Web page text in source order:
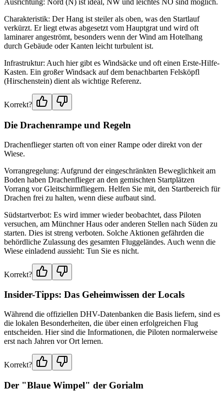
Ausrichtung: Nord (N) ist ideal, NW und leichtes NO sind möglich.
Charakteristik: Der Hang ist steiler als oben, was den Startlauf
verkürzt. Er liegt etwas abgesetzt vom Hauptgrat und wird oft
laminarer angeströmt, besonders wenn der Wind am Hotelhang
durch Gebäude oder Kanten leicht turbulent ist.
Infrastruktur: Auch hier gibt es Windsäcke und oft einen Erste-Hilfe-
Kasten. Ein großer Windsack auf dem benachbarten Felsköpfl
(Hirschenstein) dient als wichtige Referenz.
Korrekt?
Die Drachenrampe und Regeln
Drachenflieger starten oft von einer Rampe oder direkt von der
Wiese.
Vorrangregelung: Aufgrund der eingeschränkten Beweglichkeit am
Boden haben Drachenflieger an den gemischten Startplätzen
Vorrang vor Gleitschirmfliegern. Helfen Sie mit, den Startbereich für
Drachen frei zu halten, wenn diese aufbaut sind.
Südstartverbot: Es wird immer wieder beobachtet, dass Piloten
versuchen, am Münchner Haus oder anderen Stellen nach Süden zu
starten. Dies ist streng verboten. Solche Aktionen gefährden die
behördliche Zulassung des gesamten Fluggeländes. Auch wenn die
Wiese einladend aussieht: Tun Sie es nicht.
Korrekt?
Insider-Tipps: Das Geheimwissen der Locals
Während die offiziellen DHV-Datenbanken die Basis liefern, sind es
die lokalen Besonderheiten, die über einen erfolgreichen Flug
entscheiden. Hier sind die Informationen, die Piloten normalerweise
erst nach Jahren vor Ort lernen.
Korrekt?
Der "Blaue Wimpel" der Gorialm